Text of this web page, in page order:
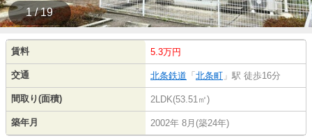
1 / 19
賃料 5.3万円
交通 北条鉄道 「 北条町 」駅 徒歩16分
間取り(面積) 2LDK(53.51㎡)
築年月 2002年 8月(築24年)